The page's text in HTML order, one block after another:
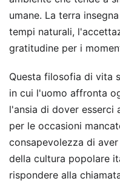
umane. La terra
tempi naturali,
gratitudine per i
Questa filosofia di vita
in cui l'uomo affronta
l'ansia di dover esserci
per le occasioni
consapevolezza di
della cultura popolare
rispondere alla